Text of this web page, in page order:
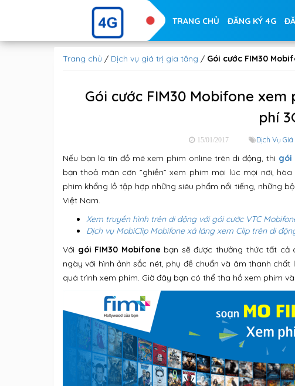
TRANG CHỦ ĐĂNG KÝ 4G
Trang chủ / Dịch vụ giá trị gia tăng / Gói cước FIM30
Gói cước FIM30 Mobifone
phí
15/01/2017 Dịch Vụ Giá
Nếu bạn là tín đồ mê xem phim online trên di động, thì gói
bạn thoả mãn cơn ”ghiền” xem phim mọi lúc mọi nơi,
phim khổng lồ tập hợp những siêu phẩm nổi tiếng, những
Việt Nam.
Xem truyền hình trên di động với gói cước VTC
Dịch vụ MobiClip Mobifone xả láng xem Clip trên di
Với gói FIM30 Mobifone bạn sẽ được thưởng thức tất cả
ngày với hình ảnh sắc nét, phụ đề chuẩn và âm thanh
quá trình xem phim. Giờ đây bạn có thể tha hồ xem phim